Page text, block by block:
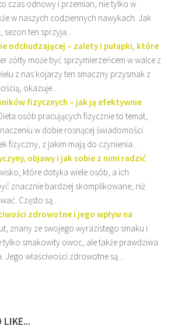
czas odnowy i przemian, nie tylko w
w naszych codziennych nawykach. Jak
ten sprzyja...
odchudzającej – zalety i pułapki, które
żółty może być sprzymierzeńcem w walce z
z nas kojarzy ten smaczny przysmak z
okazuje...
fizycznych – jak ją efektywnie
osób pracujących fizycznie to temat,
w dobie rosnącej świadomości
fizyczny, z jakim mają do czynienia...
objawy i jak sobie z nimi radzić
które dotyka wiele osób, a ich
znacznie bardziej skomplikowane, niż
Często są...
zdrowotne i jego wpływ na
znany ze swojego wyrazistego smaku i
tylko smakowity owoc, ale także prawdziwa
Jego właściwości zdrowotne są...
LIKE...